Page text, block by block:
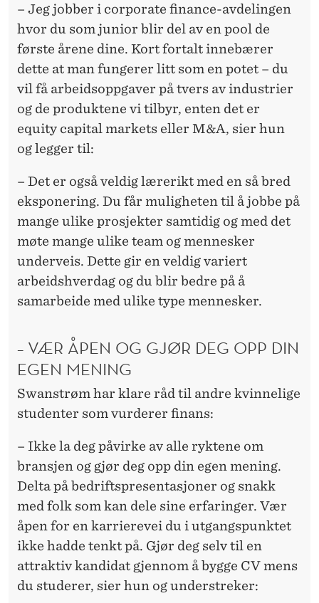
– Jeg jobber i corporate finance-avdelingen
hvor du som junior blir del av en pool de
første årene dine. Kort fortalt innebærer
dette at man fungerer litt som en potet – du
vil få arbeidsoppgaver på tvers av industrier
og de produktene vi tilbyr, enten det er
equity capital markets eller M&A, sier hun
og legger til:
– Det er også veldig lærerikt med en så bred
eksponering. Du får muligheten til å jobbe på
mange ulike prosjekter samtidig og med det
møte mange ulike team og mennesker
underveis. Dette gir en veldig variert
arbeidshverdag og du blir bedre på å
samarbeide med ulike type mennesker.
– VÆR ÅPEN OG GJØR DEG OPP DIN
EGEN MENING
Swanstrøm har klare råd til andre kvinnelige
studenter som vurderer finans:
– Ikke la deg påvirke av alle ryktene om
bransjen og gjør deg opp din egen mening.
Delta på bedriftspresentasjoner og snakk
med folk som kan dele sine erfaringer. Vær
åpen for en karrierevei du i utgangspunktet
ikke hadde tenkt på. Gjør deg selv til en
attraktiv kandidat gjennom å bygge CV mens
du studerer, sier hun og understreker: